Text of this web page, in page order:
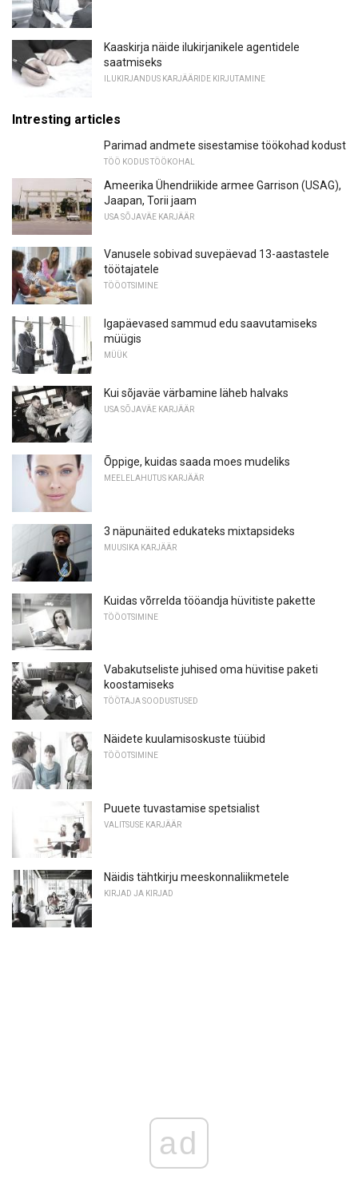
Kaaskirja näide ilukirjanikele agentidele
saatmiseks
ILUKIRJANDUS KARJÄÄRIDE KIRJUTAMINE
Intresting articles
Parimad andmete sisestamise töökohad kodust
TÖÖ KODUS TÖÖKOHAL
Ameerika Ühendriikide armee Garrison (USAG),
Jaapan, Torii jaam
USA SÕJAVÄE KARJÄÄR
Vanusele sobivad suvepäevad 13-aastastele
töötajatele
TÖÖOTSIMINE
Igapäevased sammud edu saavutamiseks
müügis
MÜÜK
Kui sõjaväe värbamine läheb halvaks
USA SÕJAVÄE KARJÄÄR
Õppige, kuidas saada moes mudeliks
MEELELAHUTUS KARJÄÄR
3 näpunäited edukateks mixtapsideks
MUUSIKA KARJÄÄR
Kuidas võrrelda tööandja hüvitiste pakette
TÖÖOTSIMINE
Vabakutseliste juhised oma hüvitise paketi
koostamiseks
TÖÖTAJA SOODUSTUSED
Näidete kuulamisoskuste tüübid
TÖÖOTSIMINE
Puuete tuvastamise spetsialist
VALITSUSE KARJÄÄR
Näidis tähtkirju meeskonnaliikmetele
KIRJAD JA KIRJAD
ad